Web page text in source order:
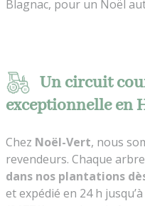
Blagnac, pour un Noël
Un circuit
exceptionnelle en
Chez Noël-Vert, nous
revendeurs. Chaque
dans nos plantations
et expédié en 24 h